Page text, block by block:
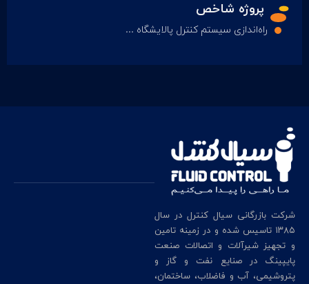
پروژه شاخص
راه‌اندازی سیستم کنترل پالایشگاه ...
شرکت بازرگانی سیال کنترل در سال
۱۳۸۵ تاسیس شده و در زمینه تامین
و تجهیز شیرآلات و اتصالات صنعت
پایپینگ در صنایع نفت و گاز و
پتروشیمی، آب و فاضلاب، ساختمان،